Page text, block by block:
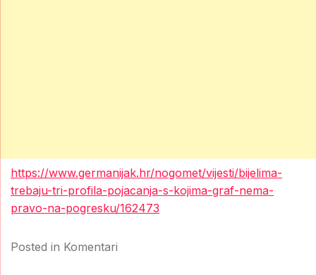
https://www.germanijak.hr/nogomet/vijesti/bijelima-
trebaju-tri-profila-pojacanja-s-kojima-graf-nema-
pravo-na-pogresku/162473
Posted in Komentari